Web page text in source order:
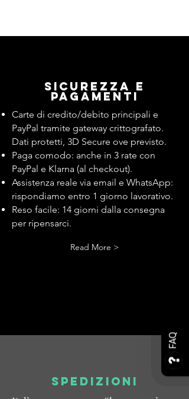
FAQ
Sicurezza e
pagamenti
Carte di credito/debito principali e
PayPal tramite gateway crittografato.
Dati protetti, 3D Secure ove previsto.
Paga comodo: anche in 3 rate con
PayPal e Klarna (al checkout).
Assistenza reale via email e WhatsApp:
rispondiamo entro 1 giorno lavorativo.
Reso facile: 14 giorni dalla consegna
per ripensarci.
Read More >
SPEDIZIONI